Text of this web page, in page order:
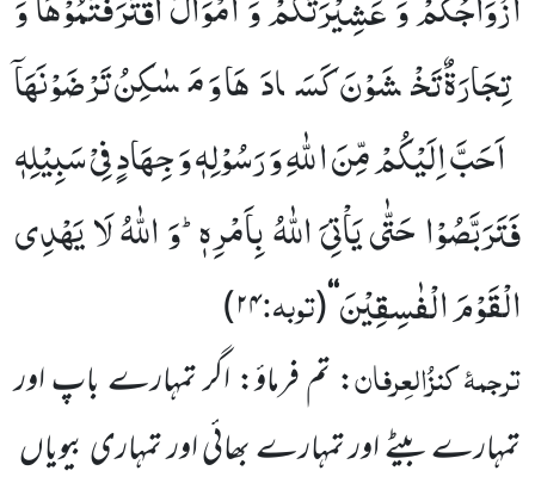
تِجَارَةٌ تَخْشَوْنَ كَسَادَهَا وَ مَسٰكِنُ تَرْضَوْنَهَاۤ
اَحَبَّ اِلَیْكُمْ مِّنَ اللّٰهِ وَ رَسُوْلِهٖ وَ جِهَادٍ فِیْ سَبِیْلِهٖ
فَتَرَبَّصُوْا حَتّٰى یَاْتِیَ اللّٰهُ بِاَمْرِهٖؕ-وَ اللّٰهُ لَا یَهْدِی
الْقَوْمَ الْفٰسِقِیْنَ‘‘
(توبہ:۲۴)
ترجمۂکنزُالعِرفان: تم فرماؤ: اگر تمہارے باپ اور
تمہارےبیٹے اور تمہارے بھائی اور تمہاری بیویاں